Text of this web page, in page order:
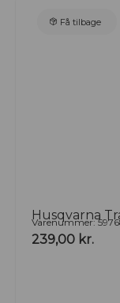
Få tilbage
Husqvarna
Varenummer:
239,00 kr.